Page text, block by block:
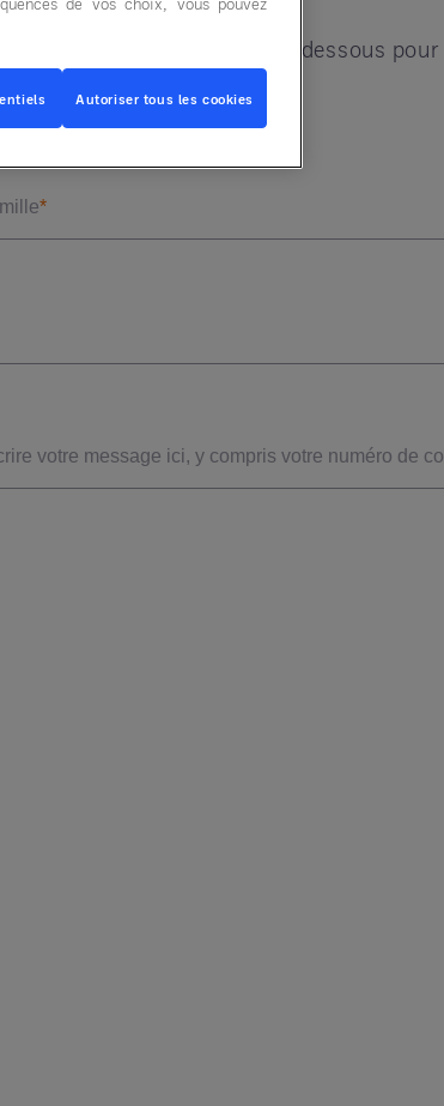
le formulaire ci-dessous
de vos choix, vous pouvez
Autoriser tous les cookies